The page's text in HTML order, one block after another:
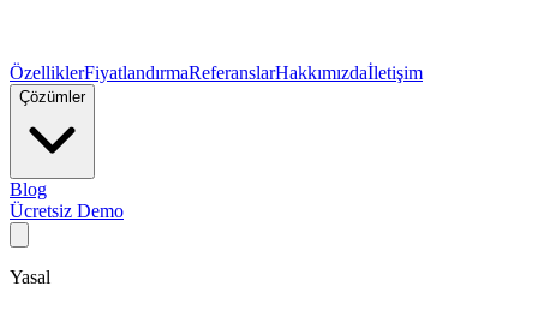
ÖzelliklerFiyatlandırmaReferanslarHakkımızdaİletişim
Çözümler
Blog
Ücretsiz Demo
Yasal